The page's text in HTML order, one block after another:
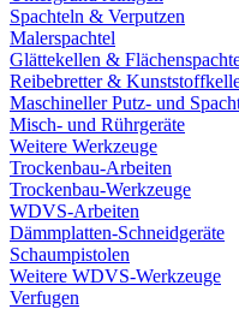
Spachteln & Verputzen
Malerspachtel
Glättekellen &
Reibebretter &
Maschineller Putz- und
Misch- und Rührgeräte
Weitere Werkzeuge
Trockenbau-Arbeiten
Trockenbau-Werkzeuge
WDVS-Arbeiten
Dämmplatten-Schneidgeräte
Schaumpistolen
Weitere WDVS-Werkzeuge
Verfugen